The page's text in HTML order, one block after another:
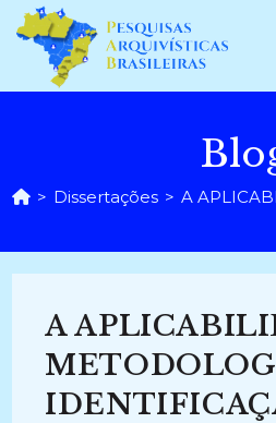
para
conteúdo
> Dissertações > A
A